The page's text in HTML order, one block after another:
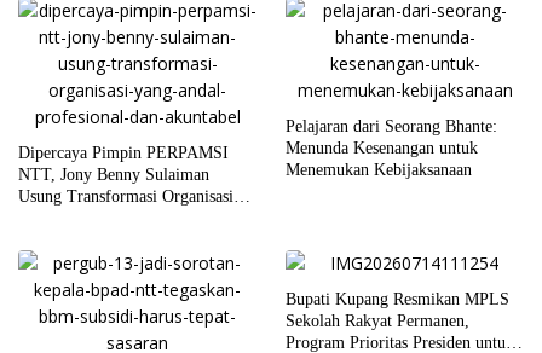
Dipercaya Pimpin PERPAMSI
NTT, Jony Benny Sulaiman
Usung Transformasi Organisasi
Pelajaran dari Seorang Bhante:
Menunda Kesenangan untuk
Menemukan Kebijaksanaan
Bupati Kupang Resmikan MPLS
Sekolah Rakyat Permanen,
Program Prioritas Presiden untuk